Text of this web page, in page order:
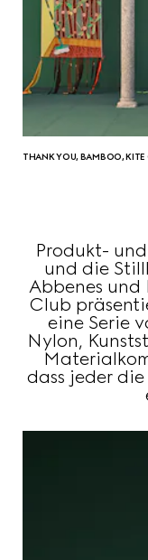
THANK YOU, BAMBOO, KITE
Produkt-
und die
Abbenes und
Club
eine Serie
Nylon,
dass jeder